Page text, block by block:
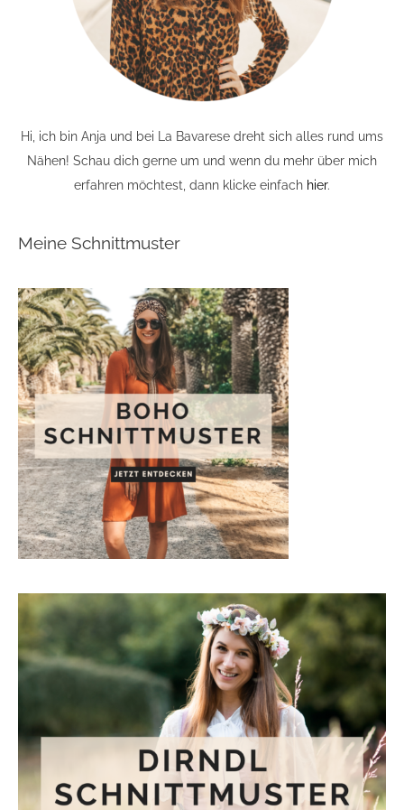
Hi, ich bin Anja und bei La Bavarese dreht sich alles rund ums
Nähen! Schau dich gerne um und wenn du mehr über mich
erfahren möchtest, dann klicke einfach hier.
Meine Schnittmuster